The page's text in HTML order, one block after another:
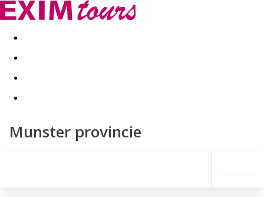
Akční nabídky Last minute
Munster provincie